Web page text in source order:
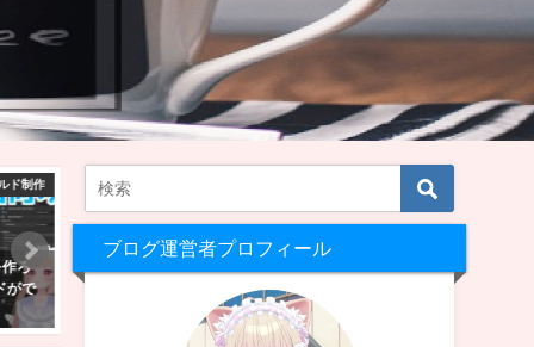
ド紹介
数で
！！
PICO 4 Ultra購入した！スペック
は？バッテリー駆動時間は？
る！景色のきれいなワール
2025年2月23日
ブログ運営者プロフィール